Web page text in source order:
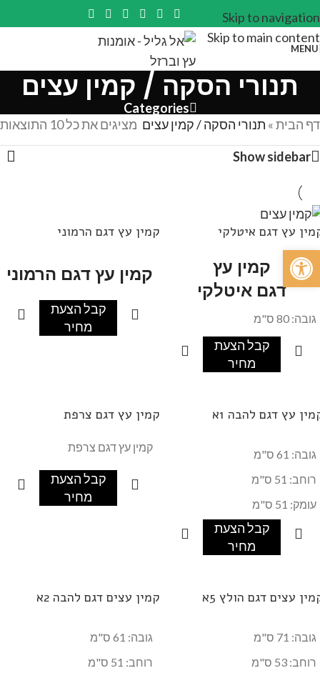
Skip to navigation
Skip to main content
MENU
תנורי הסקה / קמין עצים
Categories
דף הבית» תנורי הסקה / קמין עצים מציגים את כל ⁦10⁩ התוצאות
Show sidebar
עץ דגם איטלקי
קמין עץ
דגם איטלקי
גובה: 80 ס"מ
רוחב: 75 ס"מ
קבל הצעת
מחיר
קמין עץ דגם הרמוני
קמין עץ דגם הרמוני
קבל הצעת
מחיר
עץ דגם להבה 1א
גובה: 61 ס"מ
רוחב: 51 ס"מ
עומק: 51 ס"מ
קבל הצעת
מחיר
קמין עץ דגם צרפת
קמין עץ דגם צרפת
קבל הצעת
מחיר
עצים דגם הולץ 5א
גובה: 71 ס"מ
רוחב: 53 ס"מ
קמין עצים דגם להבה 2א
גובה: 61 ס"מ
רוחב: 51 ס"מ
פתח סרגל נגישות